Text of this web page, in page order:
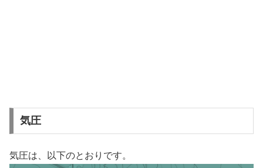
気圧
気圧は、以下のとおりです。